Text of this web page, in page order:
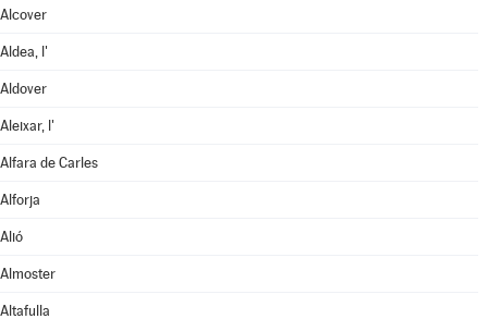
Alcover
Aldea, l'
Aldover
Aleixar, l'
Alfara de Carles
Alforja
Alió
Almoster
Altafulla